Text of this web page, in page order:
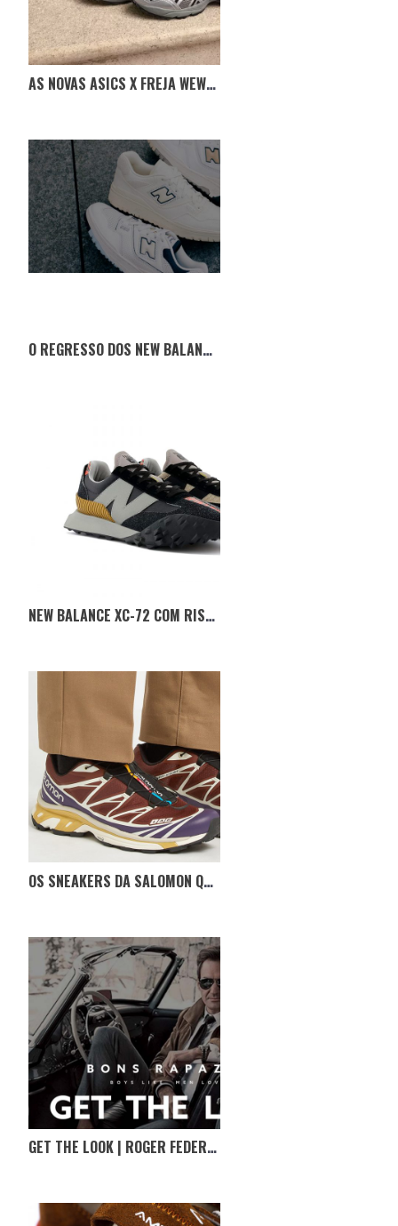
AS NOVAS ASICS X FREJA WEWER GEL-1090 V2
O REGRESSO DOS NEW BALANCE 550
NEW BALANCE XC-72 COM RISCAS DE TIGRE PARA CELEBRAR O NOVO ANO CHINÊS
OS SNEAKERS DA SALOMON QUE INTERESSAM
GET THE LOOK | ROGER FEDERER